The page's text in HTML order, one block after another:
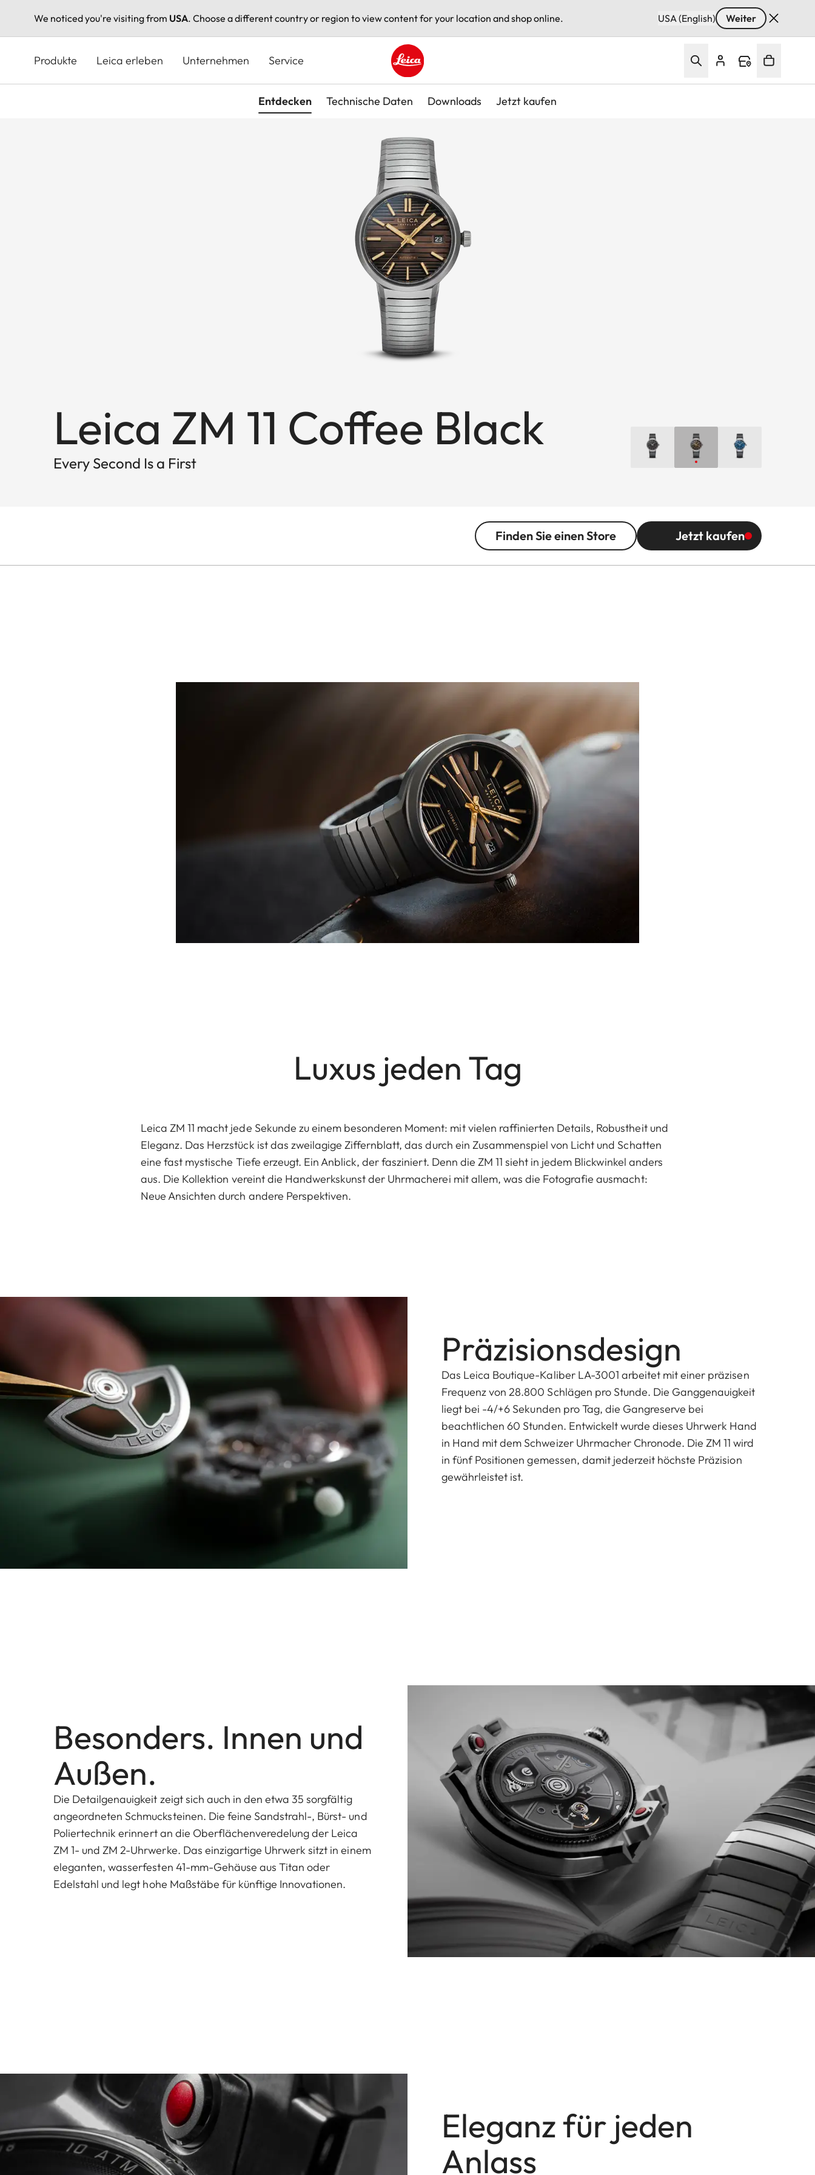
We noticed you're visiting from USA. Choose a different country or region to view content for your location and shop online. USA (English) Weiter
Produkte Leica erleben Unternehmen Service
Leica logo - Home
Entdecken Technische Daten Downloads Jetzt kaufen
Leica ZM 11 Coffee Black
Every Second Is a First
Finden Sie einen Store Jetzt kaufen
Luxus jeden Tag
Leica ZM 11 macht jede Sekunde zu einem besonderen Moment: mit vielen raffinierten Details, Robustheit und
Eleganz. Das Herzstück ist das zweilagige Ziffernblatt, das durch ein Zusammenspiel von Licht und Schatten
eine fast mystische Tiefe erzeugt. Ein Anblick, der fasziniert. Denn die ZM 11 sieht in jedem Blickwinkel anders
aus. Die Kollektion vereint die Handwerkskunst der Uhrmacherei mit allem, was die Fotografie ausmacht:
Neue Ansichten durch andere Perspektiven.
Präzisionsdesign
Das Leica Boutique-Kaliber LA-3001 arbeitet mit einer präzisen
Frequenz von 28.800 Schlägen pro Stunde. Die Ganggenauigkeit
liegt bei -4/+6 Sekunden pro Tag, die Gangreserve bei
beachtlichen 60 Stunden. Entwickelt wurde dieses Uhrwerk Hand
in Hand mit dem Schweizer Uhrmacher Chronode. Die ZM 11 wird
in fünf Positionen gemessen, damit jederzeit höchste Präzision
gewährleistet ist.
Besonders. Innen und
Außen.
Die Detailgenauigkeit zeigt sich auch in den etwa 35 sorgfältig
angeordneten Schmucksteinen. Die feine Sandstrahl-, Bürst- und
Poliertechnik erinnert an die Oberflächenveredelung der Leica
ZM 1- und ZM 2-Uhrwerke. Das einzigartige Uhrwerk sitzt in einem
eleganten, wasserfesten 41-mm-Gehäuse aus Titan oder
Edelstahl und legt hohe Maßstäbe für künftige Innovationen.
Eleganz für jeden
Anlass